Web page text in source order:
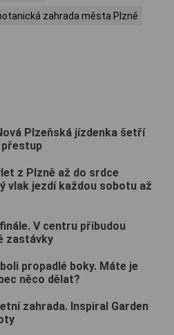
zahrada města Plzně
Plzeňská jízdenka šetří
přestup
z Plzně až do srdce
vlak jezdí každou sobotu až
V centru přibudou
zastávky
propadlé boky. Máte je
něco dělat?
zahrada. Inspiral Garden